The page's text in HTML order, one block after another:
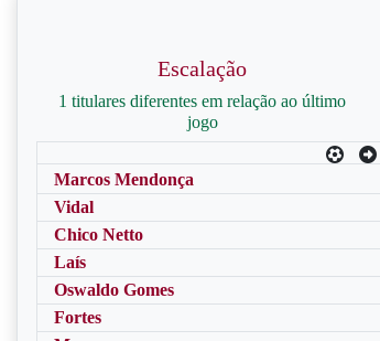
Escalação
1 titulares diferentes em relação ao último
jogo
Marcos Mendonça
Vidal
Chico Netto
Laís
Oswaldo Gomes
Fortes